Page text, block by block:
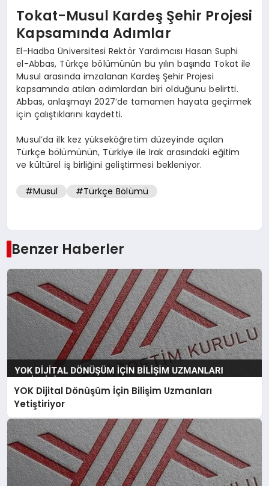
Tokat-Musul Kardeş Şehir Projesi
Kapsamında Adımlar
El-Hadba Üniversitesi Rektör Yardımcısı Hasan Suphi
el-Abbas, Türkçe bölümünün bu yılın başında Tokat ile
Musul arasında imzalanan Kardeş Şehir Projesi
kapsamında atılan adımlardan biri olduğunu belirtti.
Abbas, anlaşmayı 2027’de tamamen hayata geçirmek
için çalıştıklarını kaydetti.
Musul’da ilk kez yükseköğretim düzeyinde açılan
Türkçe bölümünün, Türkiye ile Irak arasındaki eğitim
ve kültürel iş birliğini geliştirmesi bekleniyor.
#Musul #Türkçe Bölümü
Benzer Haberler
YOK Dijital Dönüşüm İçin Bilişim Uzmanları
Yetiştiriyor